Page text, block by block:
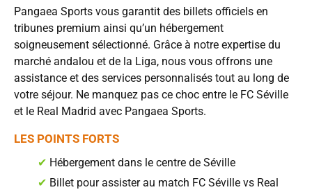
Pangaea Sports vous garantit des billets officiels en
tribunes premium ainsi qu’un hébergement
soigneusement sélectionné. Grâce à notre expertise du
marché andalou et de la Liga, nous vous offrons une
assistance et des services personnalisés tout au long de
votre séjour. Ne manquez pas ce choc entre le FC Séville
et le Real Madrid avec Pangaea Sports.
LES POINTS FORTS
✔ Hébergement dans le centre de Séville
✔ Billet pour assister au match FC Séville vs Real